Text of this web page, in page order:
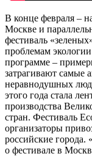
В конце февраля –
Москве и
фестиваль
проблемам
программе –
затрагивают самые
неравнодушных
этого года стала
производства
стран. Фестиваль
организаторы
российские города.
о фестивале в